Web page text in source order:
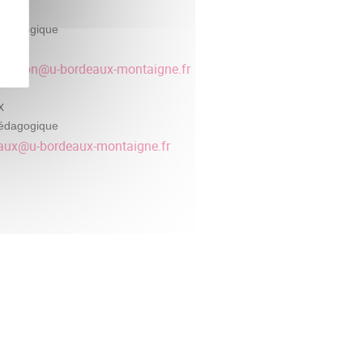
@u-bordeaux-montaigne.fr
@u-bordeaux-montaigne.fr